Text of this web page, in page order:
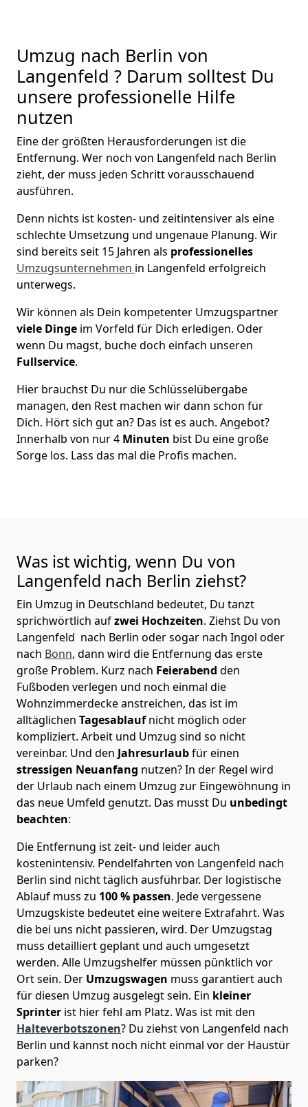
Umzug nach Berlin von
Langenfeld ? Darum solltest Du
unsere professionelle Hilfe
nutzen
Eine der größten Herausforderungen ist die
Entfernung. Wer noch von Langenfeld nach Berlin
zieht, der muss jeden Schritt vorausschauend
ausführen.
Denn nichts ist kosten- und zeitintensiver als eine
schlechte Umsetzung und ungenaue Planung. Wir
sind bereits seit 15 Jahren als professionelles
Umzugsunternehmen in Langenfeld erfolgreich
unterwegs.
Wir können als Dein kompetenter Umzugspartner
viele Dinge im Vorfeld für Dich erledigen. Oder
wenn Du magst, buche doch einfach unseren
Fullservice.
Hier brauchst Du nur die Schlüsselübergabe
managen, den Rest machen wir dann schon für
Dich. Hört sich gut an? Das ist es auch. Angebot?
Innerhalb von nur 4 Minuten bist Du eine große
Sorge los. Lass das mal die Profis machen.
Was ist wichtig, wenn Du von
Langenfeld nach Berlin ziehst?
Ein Umzug in Deutschland bedeutet, Du tanzt
sprichwörtlich aufzwei Hochzeiten. Ziehst Du von
Langenfeld nach Berlin oder sogar nach Ingol oder
nach Bonn, dann wird die Entfernung das erste
große Problem. Kurz nach Feierabend den
Fußboden verlegen und noch einmal die
Wohnzimmerdecke anstreichen, das ist im
alltäglichen Tagesablaufnicht möglich oder
kompliziert. Arbeit und Umzug sind so nicht
vereinbar. Und den Jahresurlaubfür einen
stressigen Neuanfang nutzen? In der Regel wird
der Urlaub nach einem Umzug zur Eingewöhnung in
das neue Umfeld genutzt. Das musst Du unbedingt
beachten:
Die Entfernung ist zeit- und leider auch
kostenintensiv. Pendelfahrten von Langenfeld nach
Berlin sind nicht täglich ausführbar. Der logistische
Ablauf muss zu 100 % passen. Jede vergessene
Umzugskiste bedeutet eine weitere Extrafahrt. Was
die bei uns nicht passieren, wird. Der Umzugstag
muss detailliert geplant und auch umgesetzt
werden. Alle Umzugshelfer müssen pünktlich vor
Ort sein. Der Umzugswagen muss garantiert auch
für diesen Umzug ausgelegt sein. Ein kleiner
Sprinter ist hier fehl am Platz. Was ist mit den
Halteverbotszonen? Du ziehst von Langenfeld nach
Berlin und kannst noch nicht einmal vor der Haustür
parken?